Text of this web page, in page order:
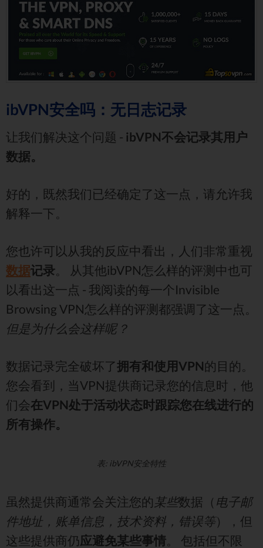
ibVPN安全吗：无日志记录
让我们解决这个问题 - ibVPN不会记录其用户
数据。
好的，既然我们已经确定了这一点，请允许我
解释一下。
您也许可以从我的反应中看出，人们非常重视
数据记录。 从其他ibVPN怎么样的评测中也可
以看出这一点 - 我阅读的每一个Invisible
Browsing VPN怎么样的评测都强调了这一点。
但是为什么会这样呢？
数据记录完全破坏了拥有和使用VPN的目的。
您会看到，当VPN提供商记录您的信息时，他
们会在VPN处于活动状态时跟踪您在线进行的
所有操作。
表: ibVPN安全特性
虽然提供商通常会关注您的某些数据（ 电子邮
件地址，账单信息，技术资料，错误等），但
这些提供商仍应避免某些事情 。 包括但不限